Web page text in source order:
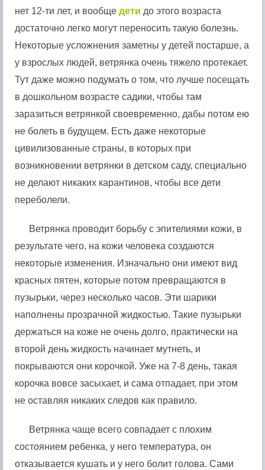
нет 12-ти лет, и вообще дети до этого возраста
достаточно легко могут переносить такую болезнь.
Некоторые усложнения заметны у детей постарше, а
у взрослых людей, ветрянка очень тяжело протекает.
Тут даже можно подумать о том, что лучше посещать
в дошкольном возрасте садики, чтобы там
заразиться ветрянкой своевременно, дабы потом ею
не болеть в будущем. Есть даже некоторые
цивилизованные страны, в которых при
возникновении ветрянки в детском саду, специально
не делают никаких карантинов, чтобы все дети
переболели.
Ветрянка проводит борьбу с эпителиями кожи, в
результате чего, на кожи человека создаются
некоторые изменения. Изначально они имеют вид
красных пятен, которые потом превращаются в
пузырьки, через несколько часов. Эти шарики
наполнены прозрачной жидкостью. Такие пузырьки
держаться на коже не очень долго, практически на
второй день жидкость начинает мутнеть, и
покрываются они корочкой. Уже на 7-8 день, такая
корочка вовсе засыхает, и сама отпадает, при этом
не оставляя никаких следов как правило.
Ветрянка чаще всего совпадает с плохим
состоянием ребенка, у него температура, он
отказывается кушать и у него болит голова. Сами